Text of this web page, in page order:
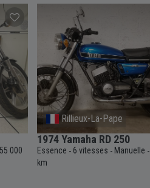
55 000
Rillieux-La-Pape
1974 Yamaha RD 250
Essence - 6 vitesses - Manuelle -
km